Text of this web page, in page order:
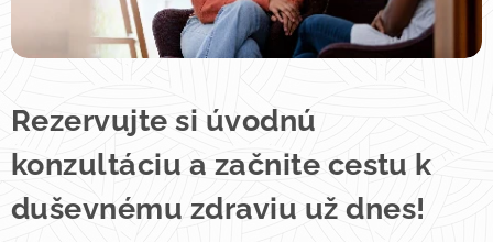
Rezervujte si úvodnú
konzultáciu a začnite cestu k
duševnému zdraviu už dnes!